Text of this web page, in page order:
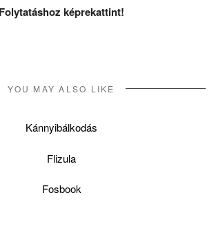
Folytatáshoz képrekattint!
YOU MAY ALSO LIKE
Kánnyibálkodás
Flizula
Fosbook